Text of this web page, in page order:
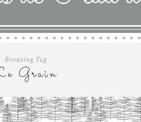
Browsing Tag
Grain